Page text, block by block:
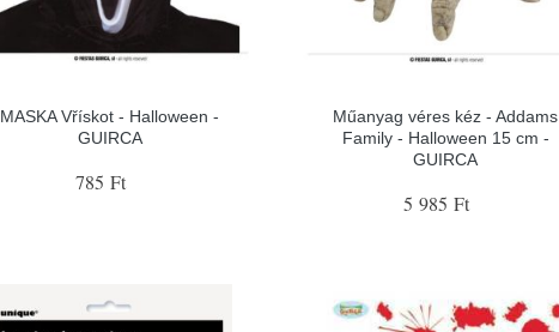
MASKA Vřískot - Halloween -
GUIRCA
785 Ft
Műanyag véres kéz - Addams
Family - Halloween 15 cm -
GUIRCA
5 985 Ft